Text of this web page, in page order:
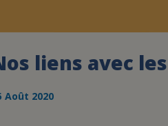
liens avec
Août 2020